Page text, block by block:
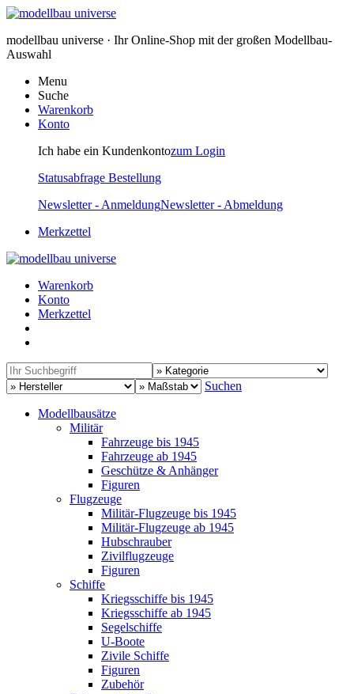
modellbau universe · Ihr Online-Shop mit der großen Modellbau-
Auswahl
Menu
Suche
Warenkorb
Konto
Ich habe ein Kundenkontozum Login
Statusabfrage Bestellung
Newsletter - AnmeldungNewsletter - Abmeldung
Merkzettel
Warenkorb
Konto
Merkzettel
Suchen
Modellbausätze
Militär
Fahrzeuge bis 1945
Fahrzeuge ab 1945
Geschütze & Anhänger
Figuren
Flugzeuge
Militär-Flugzeuge bis 1945
Militär-Flugzeuge ab 1945
Hubschrauber
Zivilflugzeuge
Figuren
Schiffe
Kriegsschiffe bis 1945
Kriegsschiffe ab 1945
Segelschiffe
U-Boote
Zivile Schiffe
Figuren
Zubehör